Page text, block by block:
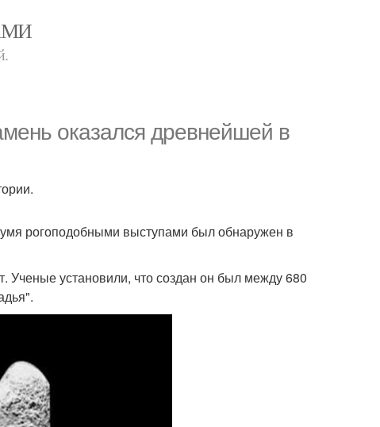
оказался древнейшей в
рогоподобными выступами был обнаружен в
Ученые установили, что создан он был между 680